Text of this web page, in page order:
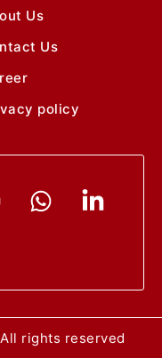
Us
Us
policy
rights reserved